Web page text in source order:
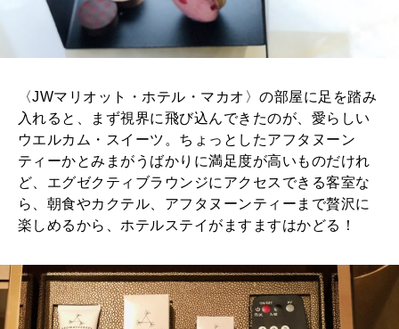
〈JWマリオット・ホテル・マカオ〉の部屋に足を踏み
入れると、まず視界に飛び込んできたのが、愛らしい
ウエルカム・スイーツ。ちょっとしたアフタヌーン
ティーかとみまがうばかりに満足度が高いものだけれ
ど、エグゼクティブラウンジにアクセスできる客室な
ら、朝食やカクテル、アフタヌーンティーまで贅沢に
楽しめるから、ホテルステイがますますはかどる！